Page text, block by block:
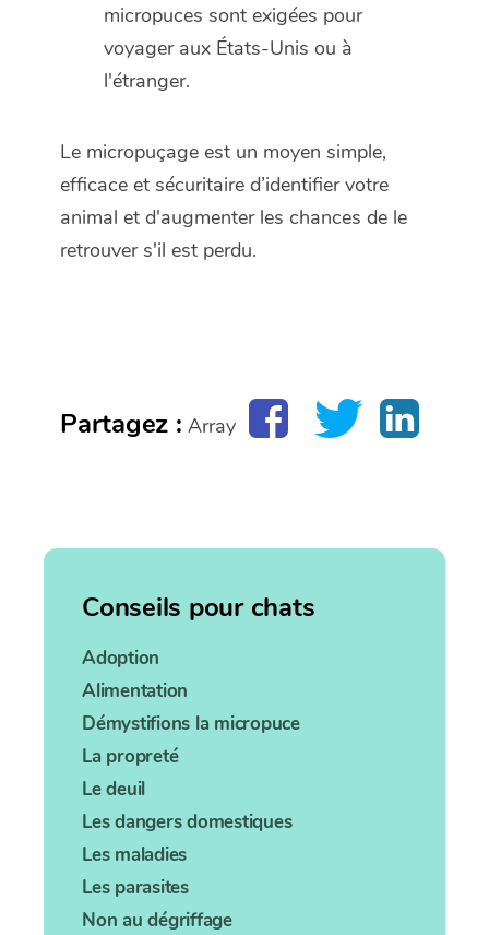
micropuces sont exigées pour
voyager aux États-Unis ou à
l'étranger.
Le micropuçage est un moyen simple,
efficace et sécuritaire d’identifier votre
animal et d'augmenter les chances de le
retrouver s'il est perdu.
Partagez : Array
Conseils pour chats
Adoption
Alimentation
Démystifions la micropuce
La propreté
Le deuil
Les dangers domestiques
Les maladies
Les parasites
Non au dégriffage